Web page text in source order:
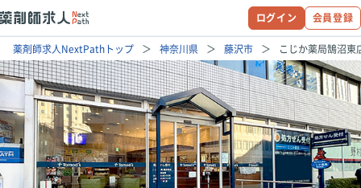
ログイン 会員登録
薬剤師求人NextPathトップ 神奈川県 藤沢市 こじか薬局鵠沼東